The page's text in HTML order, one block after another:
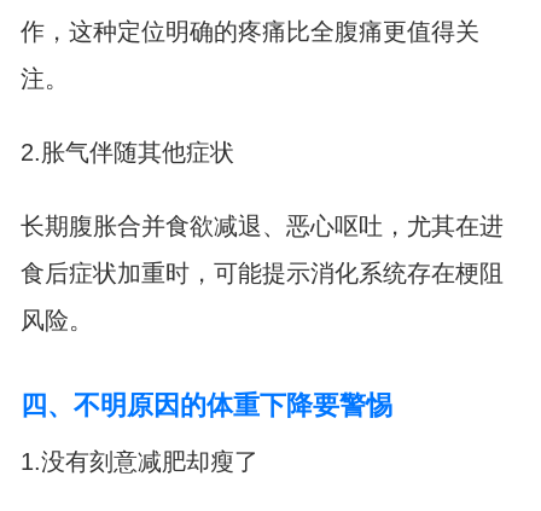
作，这种定位明确的疼痛比全腹痛更值得关
注。
2.胀气伴随其他症状
长期腹胀合并食欲减退、恶心呕吐，尤其在进
食后症状加重时，可能提示消化系统存在梗阻
风险。
四、不明原因的体重下降要警惕
1.没有刻意减肥却瘦了